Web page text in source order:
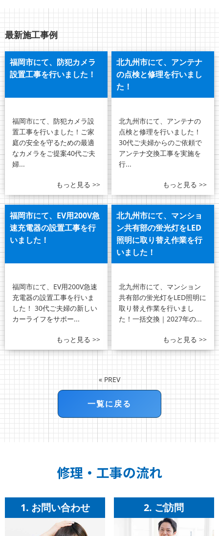
最新施工事例
福岡市にて、防犯カメラ
設置工事を行いました！
福岡市にて、防犯カメラ設
置工事を行いました！ご家
庭の安全を守るための最適
なカメラをご提案40代ご夫
婦...
もっと見る >>
北九州市にて、アンテナ
の点検と修理を行いまし
た！
北九州市にて、アンテナの
点検と修理を行いました！
30代ご夫婦からのご依頼で
アンテナ交換工事を実施を
行...
もっと見る >>
福岡市にて、EV用200V急
速充電器の設置工事を行
いました！
福岡市にて、EV用200V急速
充電器の設置工事を行いま
した！ 30代ご夫婦の新しい
カーライフをサポー...
もっと見る >>
北九州市にて、マンショ
ン共有部の蛍光灯をLED
照明に取り替え作業を行
いました！
北九州市にて、マンション
共有部の蛍光灯をLED照明に
取り替え作業を行いまし
た！一括交換｜2027年の...
もっと見る >>
« PREV
一覧に戻る
修理・工事の流れ
1. お問い合わせ 2. ご訪問